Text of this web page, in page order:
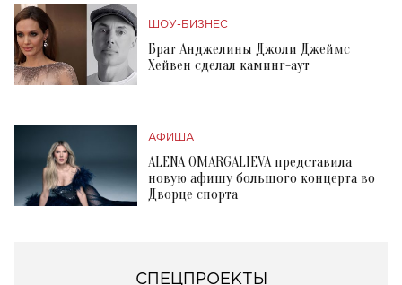
ШОУ-БИЗНЕС
Брат Анджелины Джоли Джеймс
Хейвен сделал каминг-аут
АФИША
ALENA OMARGALIEVA представила
новую афишу большого концерта во
Дворце спорта
СПЕЦПРОЕКТЫ